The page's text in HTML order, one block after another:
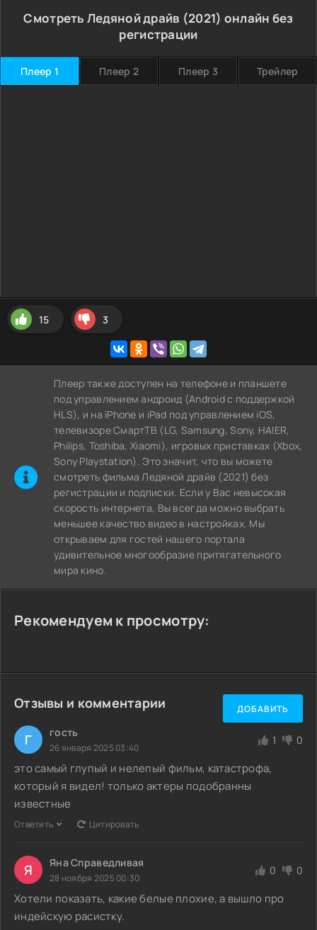
Смотреть Ледяной драйв (2021) онлайн без
регистрации
Плеер 1 Плеер 2 Плеер 3 Трейлер
15 3
Плеер также доступен на телефоне и планшете
под управлением андроид (Android с поддержкой
HLS), и на iPhone и iPad под управлением iOS,
телевизоре СмартТВ (LG, Samsung, Sony, HAIER,
Philips, Toshiba, Xiaomi), игровых приставках (Xbox,
Sony Playstation). Это значит, что вы можете
cмотреть фильма Ледяной драйв (2021) без
регистрации и подписки. Если у Вас невысокая
скорость интернета, Вы всегда можно выбрать
меньшее качество видео в настройках. Мы
открываем для гостей нашего портала
удивительное многообразие притягательного
мира кино.
Рекомендуем к просмотру:
Отзывы и комментарии ДОБАВИТЬ
Г гость
26 января 2025 03:40
1 0
это самый глупый и нелепый фильм, катастрофа,
который я видел! только актеры подобранны
известные
Ответить Цитировать
Я Яна Справедливая
28 ноября 2025 00:30
0 0
Хотели показать, какие белые плохие, а вышло про
индейскую расистку.